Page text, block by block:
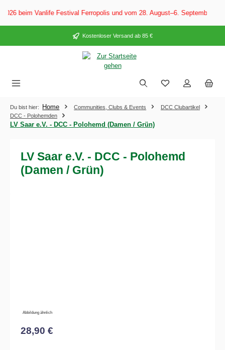
springen
beim Vanlife Festival Ferropolis und vom 28. August–6. September 2026
Kostenloser Versand ab 85 €
Du bist hier: Home Communities, Clubs & Events
DCC Clubartikel
DCC - Polohemden
LV Saar e.V. - DCC - Polohemd (Damen / Grün)
LV Saar e.V. - DCC - Polohemd
(Damen / Grün)
Abbildung ähnlich
28,90 €